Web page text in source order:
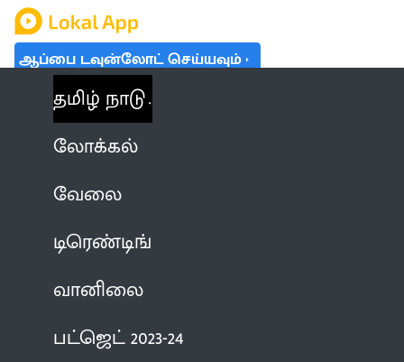
ஆப்பை டவுன்லோட் செய்யவும்
தமிழ் நாடு
லோக்கல்
வேலை
டிரெண்டிங்
வானிலை
பட்ஜெட் 2023-24